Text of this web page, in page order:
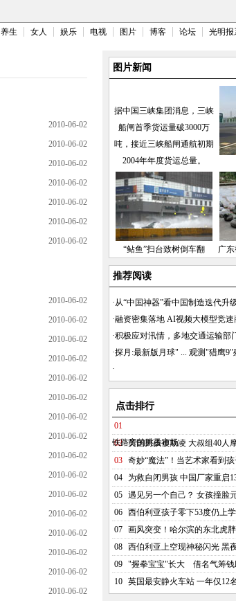
养生 女人 娱乐 电视 图片 博客 论坛 光明报
2010-06-02
2010-06-02
2010-06-02
2010-06-02
2010-06-02
2010-06-02
2010-06-02
2010-06-02
2010-06-02
2010-06-02
2010-06-02
2010-06-02
2010-06-02
2010-06-02
2010-06-02
2010-06-02
2010-06-02
2010-06-02
2010-06-02
2010-06-02
2010-06-02
2010-06-02
2010-06-02
图片新闻
据中国三峡集团消息，三峡
船闸首季货运量破3000万
吨，接近三峡船闸通航初期
2004年年度货运总量。
“鲇鱼”扫台致树倒车翻 广
推荐阅读
·从“中国神器”看中国制造迭代升
·融资密集落地 AI视频大模型竞速
·积极应对汛情，多地交通运输部
·探月:最新版月球" ... 观测"猎鹰9"
·
点击排行
01
铁路旁的跳蚤市场
02 英国男孩被欺凌 大叔组40人
03 奇妙“魔法”！当艺术家看到
04
为救自闭男孩 中国厂家重启
05 遇见另一个自己？ 女孩撞脸
06 西伯利亚孩子零下53度仍上学
07 画风突变！哈尔滨的东北虎
08 西伯利亚上空现神秘闪光 黑
09 "握拳宝宝"长大 借名气筹钱
10 英国最安静火车站 一年仅12